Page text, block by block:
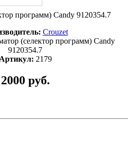
Crouzet
(селектор программ) Candy
9120354.7
Артикул: 2179
2000 руб.